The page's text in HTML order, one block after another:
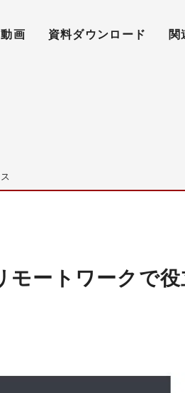
動画 資料ダウンロード 関
モートワークで役